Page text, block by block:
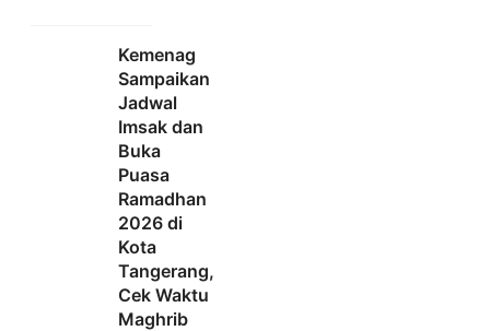
Kemenag
Sampaikan
Jadwal
Imsak dan
Buka
Puasa
Ramadhan
2026 di
Kota
Tangerang,
Cek Waktu
Maghrib